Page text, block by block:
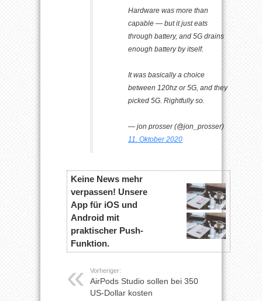
Hardware was more than
capable — but it just eats
through battery, and 5G drains
enough battery by itself.
It was basically a choice
between 120hz or 5G, and they
picked 5G. Rightfully so.
— jon prosser (@jon_prosser)
11. Oktober 2020
Keine News mehr
verpassen! Unsere
App für iOS und
Android mit
praktischer Push-
Funktion.
Vorheriger:
AirPods Studio sollen bei 350
US-Dollar kosten